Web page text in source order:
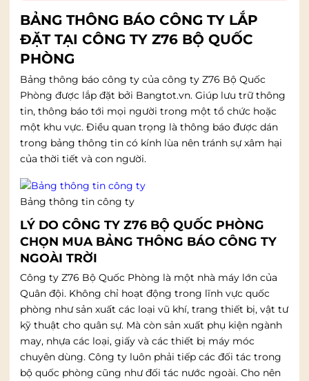
BẢNG THÔNG BÁO CÔNG TY LẮP
ĐẶT TẠI CÔNG TY Z76 BỘ QUỐC
PHÒNG
Bảng thông báo công ty của công ty Z76 Bộ Quốc
Phòng được lắp đặt bởi Bangtot.vn. Giúp lưu trữ thông
tin, thông báo tới mọi người trong một tổ chức hoặc
một khu vực. Điều quan trọng là thông báo được dán
trong bảng thông tin có kính lùa nên tránh sự xâm hại
của thời tiết và con người.
Bảng thông tin công ty
LÝ DO CÔNG TY Z76 BỘ QUỐC PHÒNG
CHỌN MUA BẢNG THÔNG BÁO CÔNG TY
NGOÀI TRỜI
Công ty Z76 Bộ Quốc Phòng là một nhà máy lớn của
Quân đội. Không chỉ hoạt động trong lĩnh vực quốc
phòng như sản xuất các loại vũ khí, trang thiết bị, vật tư
kỹ thuật cho quân sự. Mà còn sản xuất phụ kiện ngành
may, nhựa các loại, giấy và các thiết bị máy móc
chuyên dùng. Công ty luôn phải tiếp các đối tác trong
bộ quốc phòng cũng như đối tác nước ngoài. Cho nên